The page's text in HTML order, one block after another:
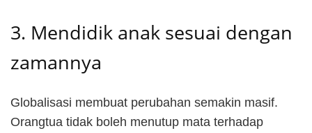
3. Mendidik anak sesuai dengan
zamannya
Globalisasi membuat perubahan semakin masif.
Orangtua tidak boleh menutup mata terhadap